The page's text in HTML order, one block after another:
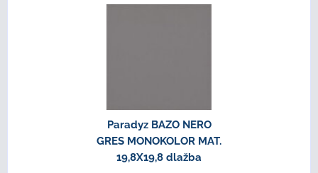
Paradyz BAZO NERO
GRES MONOKOLOR MAT.
19,8X19,8 dlažba